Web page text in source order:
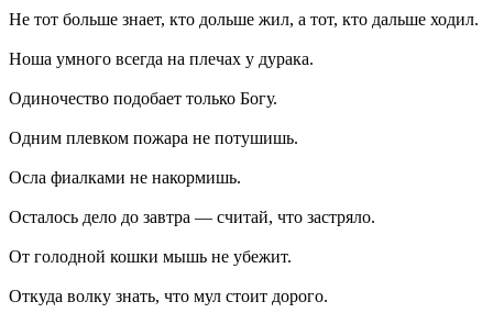
Не тот больше знает, кто дольше жил, а тот, кто дальше ходил.
Ноша умного всегда на плечах у дурака.
Одиночество подобает только Богу.
Одним плевком пожара не потушишь.
Осла фиалками не накормишь.
Осталось дело до завтра — считай, что застряло.
От голодной кошки мышь не убежит.
Откуда волку знать, что мул стоит дорого.